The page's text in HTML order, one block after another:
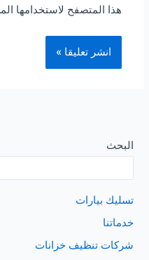
هذا المتصفح لاستخدامها
البحث
تسليك بيارات
خدماتنا
شركات تنظيف خزانات